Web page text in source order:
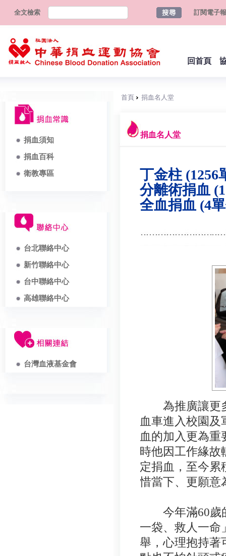
全文檢索 訂閱電子報
回首頁
捐血須知
捐血百科
衛教專區
台北聯絡中心
新竹聯絡中心
台中聯絡中心
高雄聯絡中心
台灣血液基金會
首頁 捐血名人堂
捐血名人堂
丁金柱 (1256
分離術捐血
全血捐血 (4
為推廣讓更多
血車進入校園
血的加入更為
時他因工作緣故
定捐血，至今累
惜當下、更願意
今年滿60歲的
一袋、救人一命
舉，心理抱持著